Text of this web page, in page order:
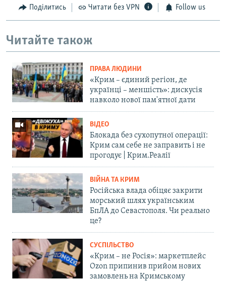
Поділитись Читати без VPN Follow us
Читайте також
ПРАВА ЛЮДИНИ
«Крим – єдиний регіон, де
українці – меншість»: дискусія
навколо нової пам'ятної дати
ВІДЕО
Блокада без сухопутної операції:
Крим сам себе не заправить і не
прогодує | Крим.Реалії
ВІЙНА ТА КРИМ
Російська влада обіцяє закрити
морський шлях українським
БпЛА до Севастополя. Чи реально
це?
СУСПІЛЬСТВО
«Крим – не Росія»: маркетплейс
Ozon припинив прийом нових
замовлень на Кримському